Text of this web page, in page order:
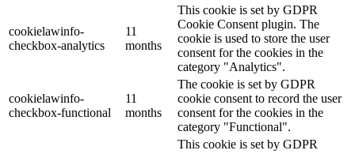
cookielawinfo-
checkbox-analytics
11
months
This cookie is set by GDPR
Cookie Consent plugin. The
cookie is used to store the user
consent for the cookies in the
category "Analytics".
cookielawinfo-
checkbox-functional
11
months
The cookie is set by GDPR
cookie consent to record the user
consent for the cookies in the
category "Functional".
This cookie is set by GDPR